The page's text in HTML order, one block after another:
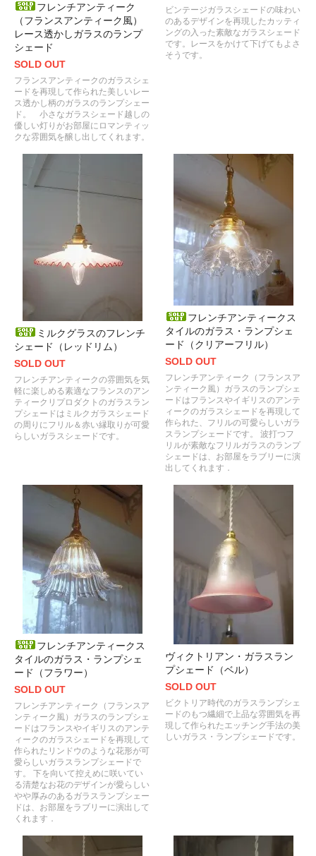
フレンチアンティーク
（フランスアンティーク風）
レース透かしガラスのランプ
シェード
SOLD OUT
フランスアンティークのガラスシェ
ードを再現して作られた美しいレー
ス透かし柄のガラスのランプシェー
ド。 小さなガラスシェード越しの
優しい灯りがお部屋にロマンティッ
クな雰囲気を醸し出してくれます。
ビンテージガラスシェードの味わい
のあるデザインを再現したカッティ
ングの入った素敵なガラスシェード
です。レースをかけて下げてもよさ
そうです。
ミルクグラスのフレンチ
シェード（レッドリム）
SOLD OUT
フレンチアンティークの雰囲気を気
軽に楽しめる素適なフランスのアン
ティークリプロダクトのガラスラン
プシェードはミルクガラスシェード
の周りにフリル＆赤い縁取りが可愛
らしいガラスシェードです。
フレンチアンティークス
タイルのガラス・ランプシェ
ード（クリアーフリル）
SOLD OUT
フレンチアンティーク（フランスア
ンティーク風）ガラスのランプシェ
ードはフランスやイギリスのアンテ
ィークのガラスシェードを再現して
作られた、フリルの可愛らしいガラ
スランプシェードです。 波打つフ
リルが素敵なフリルガラスのランプ
シェードは、お部屋をラブリーに演
出してくれます．
フレンチアンティークス
タイルのガラス・ランプシェ
ード（フラワー）
SOLD OUT
フレンチアンティーク（フランスア
ンティーク風）ガラスのランプシェ
ードはフランスやイギリスのアンテ
ィークのガラスシェードを再現して
作られたリンドウのような花形が可
愛らしいガラスランプシェードで
す。 下を向いて控えめに咲いてい
る清楚なお花のデザインが愛らしい
やや厚みのあるガラスランプシェー
ドは、お部屋をラブリーに演出して
くれます．
ヴィクトリアン・ガラスラン
プシェード（ベル）
SOLD OUT
ビクトリア時代のガラスランプシェ
ードのもつ繊細で上品な雰囲気を再
現して作られたエッチング手法の美
しいガラス・ランプシェードです。